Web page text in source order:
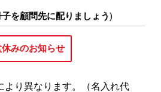
を顧問先に配りましょう)
休みのお知らせ
より異なります。（名入れ代